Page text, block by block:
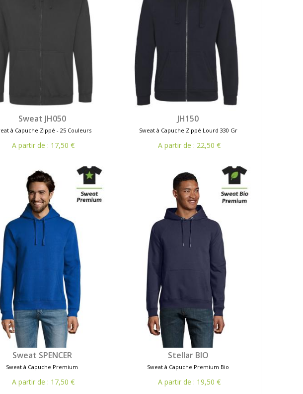
Sweat JH050
à Capuche Zippé - 25 Couleurs
A partir de : 17,50 €
JH150
Sweat à Capuche Zippé Lourd 330 Gr
A partir de : 22,50 €
Sweat SPENCER
Sweat à Capuche Premium
A partir de : 17,50 €
Stellar BIO
Sweat à Capuche Premium Bio
A partir de : 19,50 €